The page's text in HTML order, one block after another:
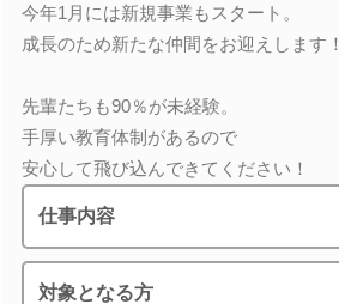
今年1月には新規事業もスタート。
成長のため新たな仲間をお迎えします！
先輩たちも90％が未経験。
手厚い教育体制があるので
安心して飛び込んできてください！
仕事内容
対象となる方